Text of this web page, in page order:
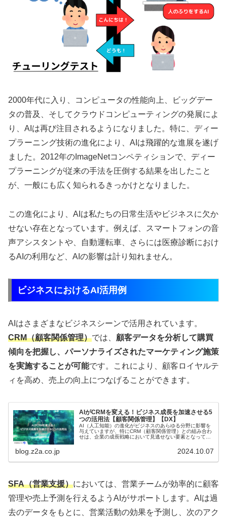
2000年代に入り、コンピュータの性能向上、ビッグデー
タの普及、そしてクラウドコンピューティングの発展によ
り、AIは再び注目されるようになりました。特に、ディー
プラーニング技術の進化により、AIは飛躍的な進展を遂げ
ました。2012年のImageNetコンペティションで、ディー
プラーニングが従来の手法を圧倒する結果を出したこと
が、一般にも広く知られるきっかけとなりました。
この進化により、AIは私たちの日常生活やビジネスに欠か
せない存在となっています。例えば、スマートフォンの音
声アシスタントや、自動運転車、さらには医療診断におけ
るAIの利用など、AIの影響は計り知れません。
ビジネスにおけるAI活用例
AIはさまざまなビジネスシーンで活用されています。
CRM（顧客関係管理）では、 顧客データを分析して購買
傾向を把握し、パーソナライズされたマーケティング施策
を実施することが可能です。これにより、顧客ロイヤルテ
ィを高め、売上の向上につなげることができます。
AIがCRMを変える！ビジネス成長を加速させる5
つの活用法【顧客関係管理】【DX】
AI（人工知能）の進化がビジネスのあらゆる分野に影響を
与えていますが、特にCRM（顧客関係管理）との組み合わ
せは、企業の成長戦略において見逃せない要素となってい
blog.z2a.co.jp 2024.10.07
SFA（営業支援）においては、営業チームが効率的に顧客
管理や売上予測を行えるようAIがサポートします。AIは過
去のデータをもとに、営業活動の効果を予測し、次のアク